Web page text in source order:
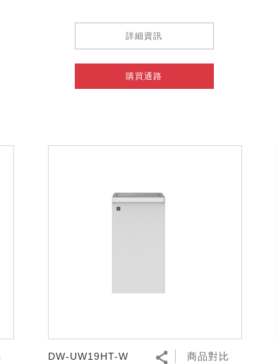
詳細資訊
購買通路
DW-UW19HT-W 商品對比